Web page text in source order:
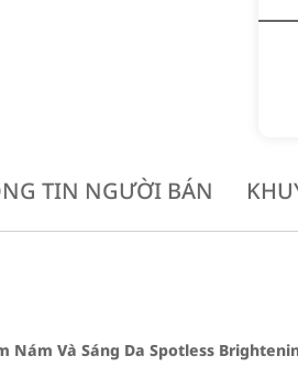
TIN NGƯỜI BÁN
Và Sáng Da Spotless